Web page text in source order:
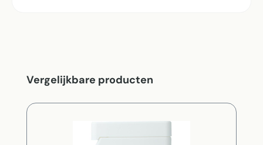
Productgalerij overslaan
Vergelijkbare producten